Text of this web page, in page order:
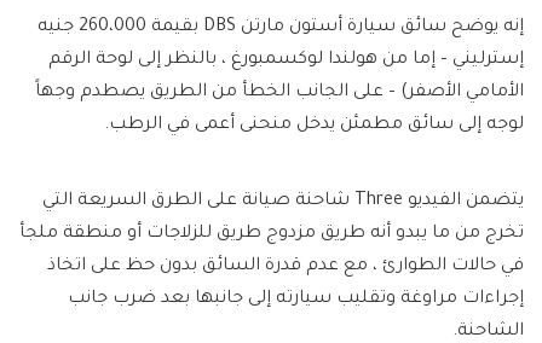
إنه يوضح سائق سيارة أستون مارتن DBS بقيمة 260،000 جنيه
إسترليني – إما من هولندا لوكسمبورغ ، بالنظر إلى لوحة الرقم
الأمامي الأصفر) – على الجانب الخطأ من الطريق يصطدم وجهاً
لوجه إلى سائق مطمئن يدخل منحنى أعمى في الرطب.
يتضمن الفيديو Three شاحنة صيانة على الطرق السريعة التي
تخرج من ما يبدو أنه طريق مزدوج طريق للزلاجات أو منطقة ملجأ
في حالات الطوارئ ، مع عدم قدرة السائق بدون حظ على اتخاذ
إجراءات مراوغة وتقليب سيارته إلى جانبها بعد ضرب جانب
الشاحنة.